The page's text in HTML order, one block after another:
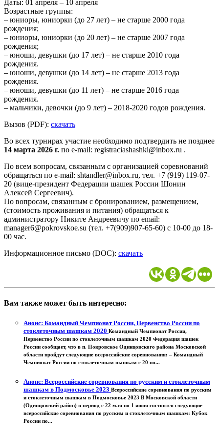
Даты: 01 апреля – 10 апреля
Возрастные группы:
– юниоры, юниорки (до 27 лет) – не старше 2000 года
рождения;
– юниоры, юниорки (до 20 лет) – не старше 2007 года
рождения;
– юноши, девушки (до 17 лет) – не старше 2010 года
рождения.
– юноши, девушки (до 14 лет) – не старше 2013 года
рождения.
– юноши, девушки (до 11 лет) – не старше 2016 года
рождения.
– мальчики, девочки (до 9 лет) – 2018-2020 годов рождения.
Вызов (PDF): скачать
Во всех турнирах участие необходимо подтвердить не позднее
14 марта 2026 г. по e-mail: registraciashashki@inbox.ru .
По всем вопросам, связанным с организацией соревнований
обращаться по e-mail: shtandler@inbox.ru, тел. +7 (919) 119-07-
20 (вице-президент Федерации шашек России Шонин
Алексей Сергеевич).
По вопросам, связанным с бронированием, размещением,
(стоимость проживания и питания) обращаться к
администратору Никите Андреевичу по email:
manager6@pokrovskoe.su (тел. +7(909)907-65-60) с 10-00 до 18-
00 час.
Информационное письмо (DOC): скачать
Вам также может быть интересно:
Анонс: Командный Чемпионат России, Первенство России по
стоклеточным шашкам 2020 Командный Чемпионат России,
Первенство России по стоклеточным шашкам 2020 Федерация шашек
России сообщает, что в п. Покровское Одинцовского района Московской
области пройдут следующие всероссийские соревнования: – Командный
Чемпионат России по стоклеточным шашкам с 20 по...
Анонс: Всероссийские соревнования по русским и стоклеточным
шашкам в Подмосковье 2023 Всероссийские соревнования по русским
и стоклеточным шашкам в Подмосковье 2023 В Московской области
(Одинцовский район) в период с 22 мая по 1 июня состоятся следующие
всероссийские соревнования по русским и стоклеточным шашкам: Кубок
России по...